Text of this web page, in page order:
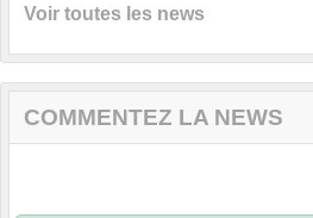
Voir toutes les news
COMMENTEZ LA NEWS